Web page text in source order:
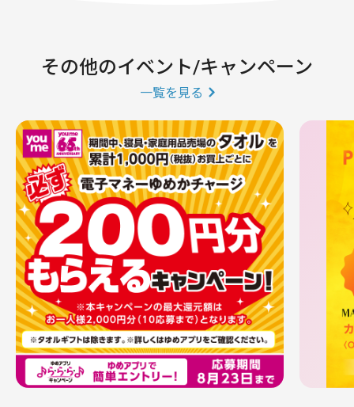
その他のイベント/キャンペーン
一覧を見る